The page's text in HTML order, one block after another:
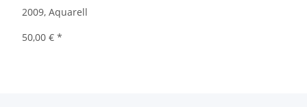
2009, Aquarell
50,00 € *